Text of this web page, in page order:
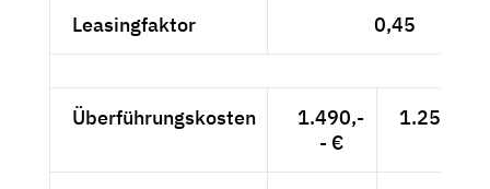
Leasingfaktor 0,45
Überführungskosten
1.490,-
- €
1.252,10